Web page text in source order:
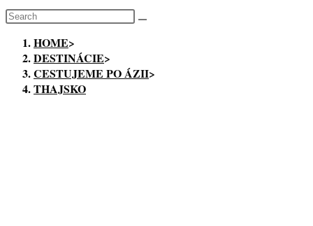
Search
Search
websiteHOME>
DESTINÁCIE>
CESTUJEME PO ÁZII>
THAJSKO